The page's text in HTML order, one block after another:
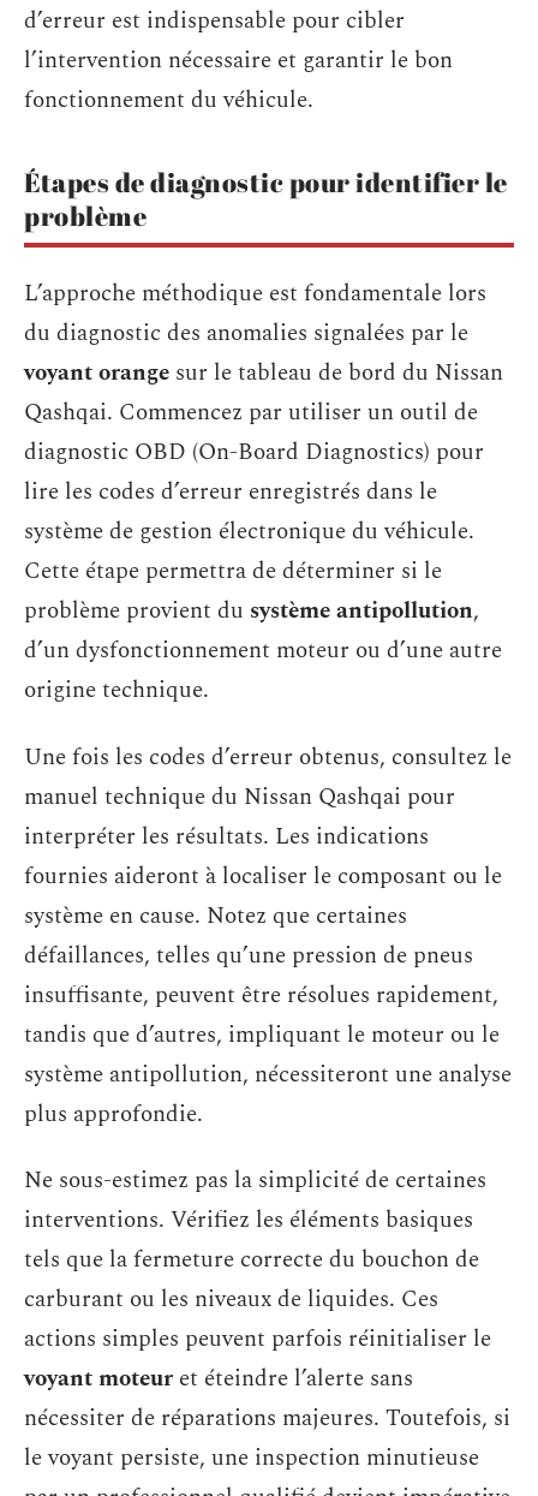
d’erreur est indispensable pour cibler
l’intervention nécessaire et garantir le bon
fonctionnement du véhicule.
Étapes de diagnostic pour identifier le
problème
L’approche méthodique est fondamentale lors
du diagnostic des anomalies signalées par le
voyant orange sur le tableau de bord du Nissan
Qashqai. Commencez par utiliser un outil de
diagnostic OBD (On-Board Diagnostics) pour
lire les codes d’erreur enregistrés dans le
système de gestion électronique du véhicule.
Cette étape permettra de déterminer si le
problème provient du système antipollution,
d’un dysfonctionnement moteur ou d’une autre
origine technique.
Une fois les codes d’erreur obtenus, consultez le
manuel technique du Nissan Qashqai pour
interpréter les résultats. Les indications
fournies aideront à localiser le composant ou le
système en cause. Notez que certaines
défaillances, telles qu’une pression de pneus
insuffisante, peuvent être résolues rapidement,
tandis que d’autres, impliquant le moteur ou le
système antipollution, nécessiteront une analyse
plus approfondie.
Ne sous-estimez pas la simplicité de certaines
interventions. Vérifiez les éléments basiques
tels que la fermeture correcte du bouchon de
carburant ou les niveaux de liquides. Ces
actions simples peuvent parfois réinitialiser le
voyant moteur et éteindre l’alerte sans
nécessiter de réparations majeures. Toutefois, si
le voyant persiste, une inspection minutieuse